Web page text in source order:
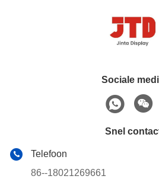
Sociale
Snel
Telefoon
86--18021269661